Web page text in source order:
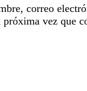
correo
próxima vez que